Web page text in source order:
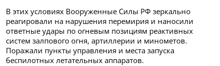
В этих условиях Вооруженные Силы РФ зеркально
реагировали на нарушения перемирия и наносили
ответные удары по огневым позициям реактивных
систем залпового огня, артиллерии и минометов.
Поражали пункты управления и места запуска
беспилотных летательных аппаратов.